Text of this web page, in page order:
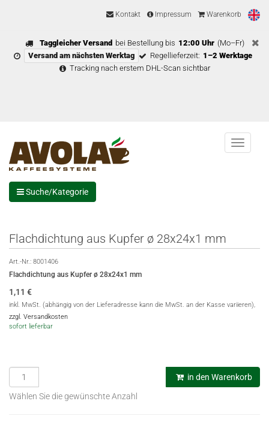
Kontakt Impressum Warenkorb
Taggleicher Versand bei Bestellung bis 12:00 Uhr (Mo–Fr)
Versand am nächsten Werktag
Regellieferzeit: 1–2 Werktage
Tracking nach erstem DHL-Scan sichtbar
Menu
Suche/Kategorie
Flachdichtung aus Kupfer ø 28x24x1 mm
Art.-Nr.: 8001406
Flachdichtung aus Kupfer ø 28x24x1 mm
1,11 €
inkl. MwSt. (abhängig von der Lieferadresse kann die MwSt. an der Kasse variieren),
zzgl. Versandkosten
sofort lieferbar
in den Warenkorb
Wählen Sie die gewünschte Anzahl